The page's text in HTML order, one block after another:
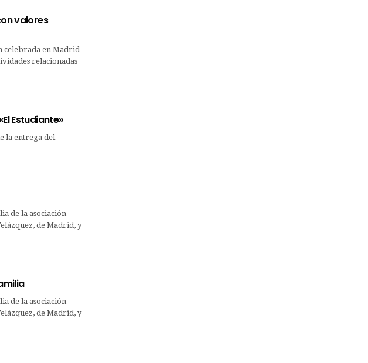
valores
celebrada en Madrid
relacionadas
Estudiante»
la entrega del
de la asociación
de Madrid, y
de la asociación
de Madrid, y